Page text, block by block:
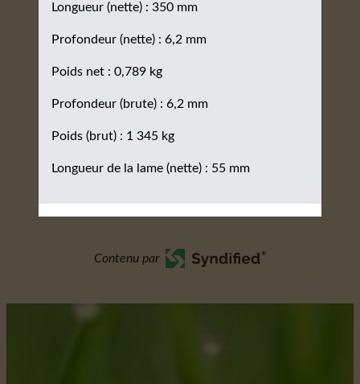
Longueur (nette) : 350 mm
Profondeur (nette) : 6,2 mm
Poids net : 0,789 kg
Profondeur (brute) : 6,2 mm
Poids (brut) : 1 345 kg
Longueur de la lame (nette) : 55 mm
Contenu par